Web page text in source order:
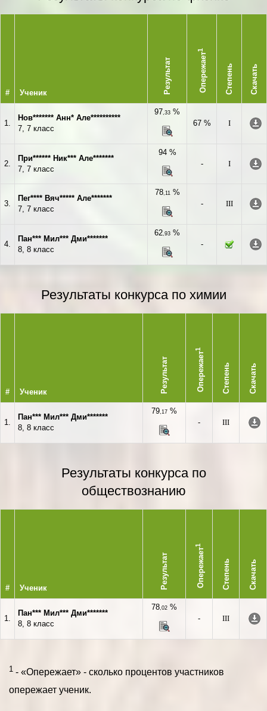
# Ученик Результат Опережает
1
Степень Скачать
1.
Нов******* Анн* Але**********
7, 7 класс
97,33 %
67 %
I
2.
При****** Ник*** Але*******
7, 7 класс
94 %
-
I
3.
Пег**** Вяч***** Але*******
7, 7 класс
78,11%
-
III
4.
Пан*** Мил*** Дми*******
8, 8 класс
62,93 %
-
Результаты конкурса по химии
# Ученик Результат Опережает
1
Степень Скачать
1.
Пан*** Мил*** Дми*******
8, 8 класс
79,17 %
-
III
Результаты конкурса по
обществознанию
# Ученик Результат Опережает
1
Степень Скачать
1.
Пан*** Мил*** Дми*******
8, 8 класс
78,02 %
-
III
1 - «Опережает» - сколько процентов участников
опережает ученик.